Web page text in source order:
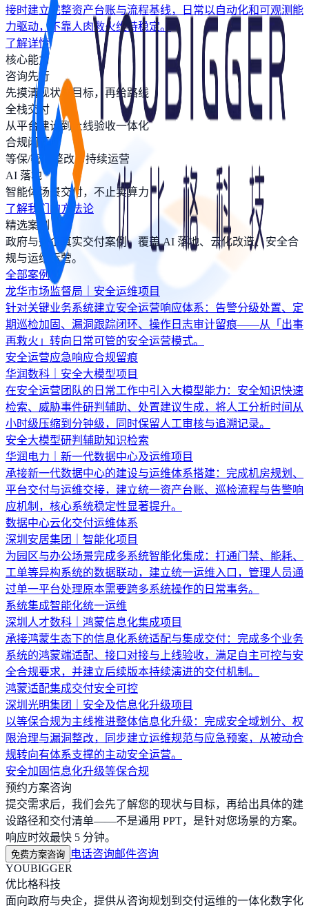
接时建立完整资产台账与流程基线，日常以自动化和可观测能
力驱动，不靠人肉救火维持稳定。
了解详情
核心能力
咨询先行
先摸清现状与目标，再给路线
全栈交付
从平台建设到上线验收一体化
合规闭环
等保/密评整改与持续运营
AI 落地
智能体场景交付，不止卖算力
了解我们的方法论
精选案例
政府与央企真实交付案例，覆盖 AI 落地、云化改造、安全合
规与运维运营。
全部案例
龙华市场监督局｜安全运维项目
针对关键业务系统建立安全运营响应体系：告警分级处置、定
期巡检加固、漏洞跟踪闭环、操作日志审计留痕——从「出事
再救火」转向日常可管的安全运营模式。
安全运营应急响应合规留痕
华润数科｜安全大模型项目
在安全运营团队的日常工作中引入大模型能力：安全知识快速
检索、威胁事件研判辅助、处置建议生成，将人工分析时间从
小时级压缩到分钟级，同时保留人工审核与追溯记录。
安全大模型研判辅助知识检索
华润电力｜新一代数据中心及运维项目
承接新一代数据中心的建设与运维体系搭建：完成机房规划、
平台交付与运维交接，建立统一资产台账、巡检流程与告警响
应机制，核心系统稳定性显著提升。
数据中心云化交付运维体系
深圳安居集团｜智能化项目
为园区与办公场景完成多系统智能化集成：打通门禁、能耗、
工单等异构系统的数据联动，建立统一运维入口，管理人员通
过单一平台处理原本需要跨多系统操作的日常事务。
系统集成智能化统一运维
深圳人才数科｜鸿蒙信息化集成项目
承接鸿蒙生态下的信息化系统适配与集成交付：完成多个业务
系统的鸿蒙端适配、接口对接与上线验收，满足自主可控与安
全合规要求，并建立后续版本持续演进的交付机制。
鸿蒙适配集成交付安全可控
深圳光明集团｜安全及信息化升级项目
以等保合规为主线推进整体信息化升级：完成安全域划分、权
限治理与漏洞整改，同步建立运维规范与应急预案，从被动合
规转向有体系支撑的主动安全运营。
安全加固信息化升级等保合规
预约方案咨询
提交需求后，我们会先了解您的现状与目标，再给出具体的建
设路径和交付清单——不是通用 PPT，是针对您场景的方案。
响应时效最快 5 分钟。
免费方案咨询 电话咨询邮件咨询
YOUBIGGER
优比格科技
面向政府与央企，提供从咨询规划到交付运维的一体化数字化